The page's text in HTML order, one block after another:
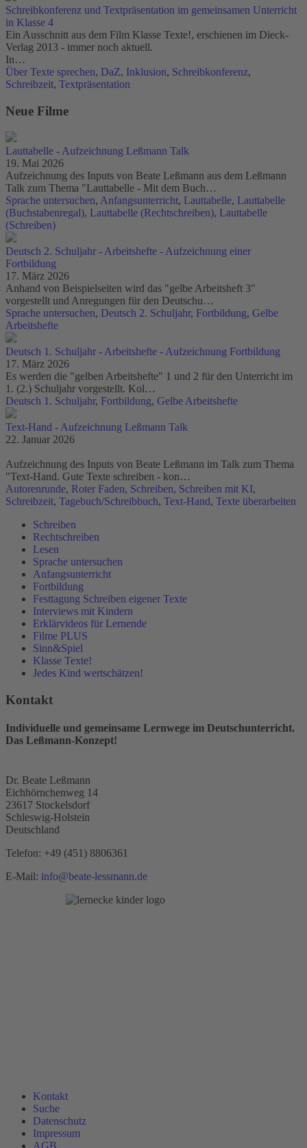
Schreibkonferenz und Textpräsentation im gemeinsamen Unterricht
in Klasse 4
Ein Ausschnitt aus dem Film Klasse Texte!, erschienen im Dieck-
Verlag 2013 - immer noch aktuell.
In…
Über Texte sprechen, DaZ, Inklusion, Schreibkonferenz,
Schreibzeit, Textpräsentation
Neue Filme
Lauttabelle - Aufzeichnung Leßmann Talk
19. Mai 2026
Aufzeichnung des Inputs von Beate Leßmann aus dem Leßmann
Talk zum Thema "Lauttabelle - Mit dem Buch…
Sprache untersuchen, Anfangsunterricht, Lauttabelle, Lauttabelle
(Buchstabenregal), Lauttabelle (Rechtschreiben), Lauttabelle
(Schreiben)
Deutsch 2. Schuljahr - Arbeitshefte - Aufzeichnung einer
Fortbildung
17. März 2026
Anhand von Beispielseiten wird das "gelbe Arbeitsheft 3"
vorgestellt und Anregungen für den Deutschu…
Sprache untersuchen, Deutsch 2. Schuljahr, Fortbildung, Gelbe
Arbeitshefte
Deutsch 1. Schuljahr - Arbeitshefte - Aufzeichnung Fortbildung
17. März 2026
Es werden die "gelben Arbeitshefte" 1 und 2 für den Unterricht im
1. (2.) Schuljahr vorgestellt. Kol…
Deutsch 1. Schuljahr, Fortbildung, Gelbe Arbeitshefte
Text-Hand - Aufzeichnung Leßmann Talk
22. Januar 2026
Aufzeichnung des Inputs von Beate Leßmann im Talk zum Thema
"Text-Hand. Gute Texte schreiben - kon…
Autorenrunde, Roter Faden, Schreiben, Schreiben mit KI,
Schreibzeit, Tagebuch/Schreibbuch, Text-Hand, Texte überarbeiten
Schreiben
Rechtschreiben
Lesen
Sprache untersuchen
Anfangsunterricht
Fortbildung
Festtagung Schreiben eigener Texte
Interviews mit Kindern
Erklärvideos für Lernende
Filme PLUS
Sinn&Spiel
Klasse Texte!
Jedes Kind wertschätzen!
Kontakt
Individuelle und gemeinsame Lernwege im Deutschunterricht.
Das Leßmann-Konzept!
Dr. Beate Leßmann
Eichhörnchenweg 14
23617 Stockelsdorf
Schleswig-Holstein
Deutschland
Telefon: +49 (451) 8806361
E-Mail: info@beate-lessmann.de
Kontakt
Suche
Datenschutz
Impressum
AGB